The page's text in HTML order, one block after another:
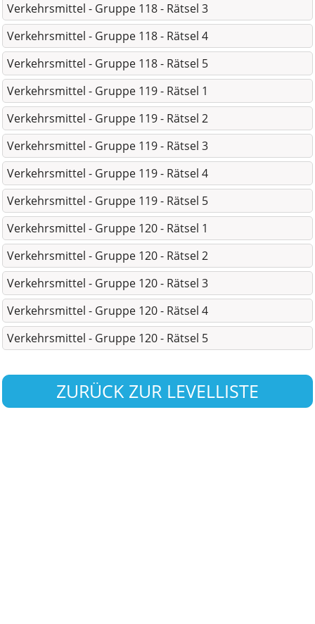
Verkehrsmittel - Gruppe 118 - Rätsel 3
Verkehrsmittel - Gruppe 118 - Rätsel 4
Verkehrsmittel - Gruppe 118 - Rätsel 5
Verkehrsmittel - Gruppe 119 - Rätsel 1
Verkehrsmittel - Gruppe 119 - Rätsel 2
Verkehrsmittel - Gruppe 119 - Rätsel 3
Verkehrsmittel - Gruppe 119 - Rätsel 4
Verkehrsmittel - Gruppe 119 - Rätsel 5
Verkehrsmittel - Gruppe 120 - Rätsel 1
Verkehrsmittel - Gruppe 120 - Rätsel 2
Verkehrsmittel - Gruppe 120 - Rätsel 3
Verkehrsmittel - Gruppe 120 - Rätsel 4
Verkehrsmittel - Gruppe 120 - Rätsel 5
ZURÜCK ZUR LEVELLISTE